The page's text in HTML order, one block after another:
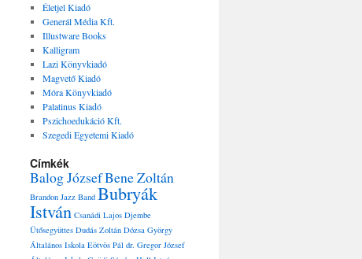
Életjel Kiadó
Generál Média Kft.
Illustware Books
Kalligram
Lazi Könyvkiadó
Magvető Kiadó
Móra Könyvkiadó
Palatinus Kiadó
Pszichoedukáció Kft.
Szegedi Egyetemi Kiadó
Címkék
Balog JózsefBene Zoltán
Brandon Jazz Band Bubryák
István Csanádi Lajos Djembe
Ütősegyüttes Dudás Zoltán Dózsa György
Általános Iskola Eötvös Pál dr. Gregor József